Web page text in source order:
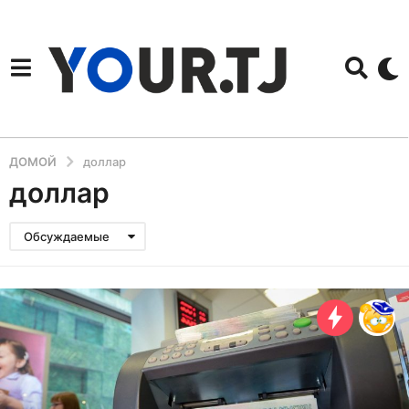
ДОМОЙ доллар
доллар
Обсуждаемые